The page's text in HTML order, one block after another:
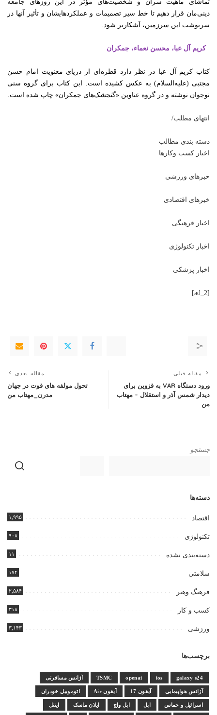
تماشای ماهیت سران و شخصیت‌های مؤثر در این روزهای جامعه
دینی‌مان قرار دهیم تا خط سیر تصمیمات و عملکردهایشان و تأثیر آنها در
سرنوشت این سرزمین، آشکارتر شود.
کریم آل عبا، محسن نعماء، جمکران
کتاب کریم آل عبا در نظر دارد قطره‌ای از دریای معنویت امام حسن
مجتبی (علیه‌السلام) به عکس کشیده است. این کتاب برای گروه سنی
نوجوان نوشته و در گروه عناوین «گنجشک‌های جمکران» چاپ شده است.
انتهای مطلب/
دسته بندی مطالب
اخبار کسب وکارها
خبرهای ورزشی
خبرهای اقتصادی
اخبار فرهنگی
اخبار تکنولوژی
اخبار پزشکی
[ad_2]
مقاله قبلی
ورود دستگاه VAR به قزوین برای
دیدار شمس آذر و استقلال – مهتاب
من
مقاله بعدی
تحول مولفه های قوت در جهان
مدرن_مهتاب من
جستجو
دسته‌ها
اقتصاد ۱,۹۹۵
تکنولوژی ۹۰۸
دسته‌بندی نشده ۱۱
سلامتی ۱۷۴
فرهنگ وهنر ۲,۵۸۴
کسب و کار ۳۱۸
ورزشی ۳,۱۴۳
برچسب‌ها
galaxy s24
ios
openai
TSMC آژانس مسافرتی
آژانس هواپیمایی آیفون 17 آیفون Air اتوموبیل خودران
اسرائیل و حماس اپل اپل واچ ایلان ماسک اینتل